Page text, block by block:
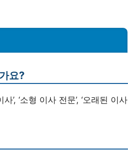
요?
’, ‘소형 이사 전문’, ‘오래된 이사